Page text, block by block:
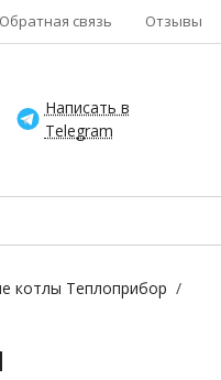
Обратная связь Отзывы
Написать в
Telegram
котлы Теплоприбор /